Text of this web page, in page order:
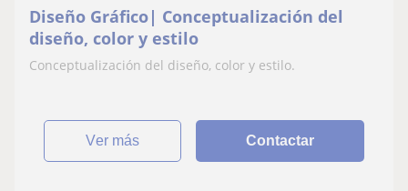
Diseño Gráfico| Conceptualización del
diseño, color y estilo
Conceptualización del diseño, color y estilo.
ver más Contactar